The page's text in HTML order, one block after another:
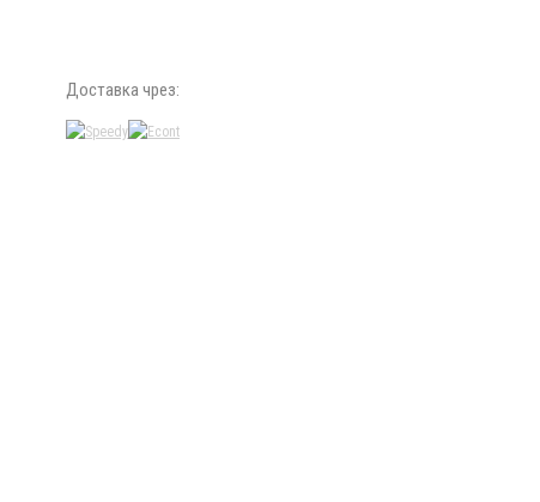
Доставка чрез: